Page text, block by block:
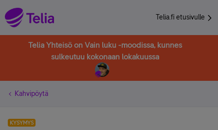
Telia.fi etusivulle
Telia Yhteisö on Vain luku -moodissa, kunnes
sulkeutuu kokonaan lokakuussa
Kahvipöytä
KYSYMYS